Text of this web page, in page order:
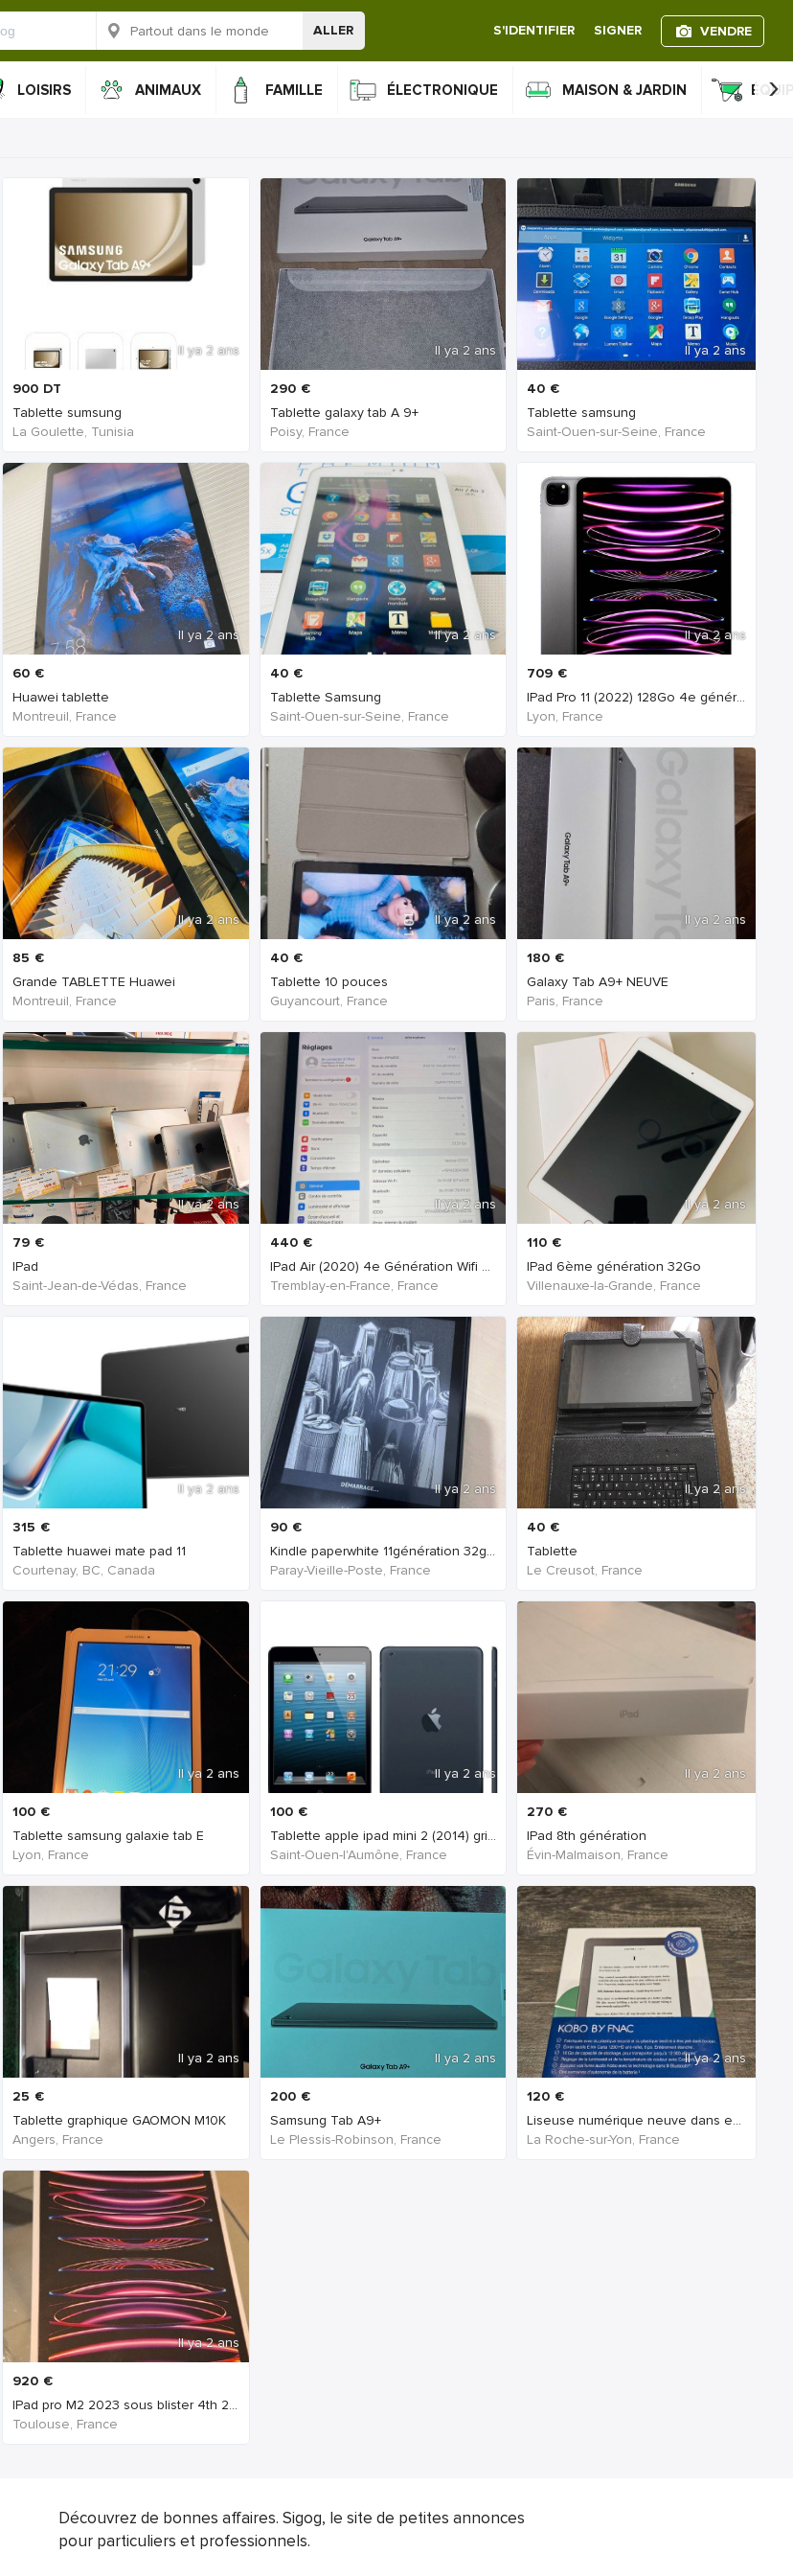
ALLER S'IDENTIFIER SIGNER VENDRE
LOISIRS ANIMAUX FAMILLE ÉLECTRONIQUE MAISON & JARDIN ›
Il ya 2 ans
900 DT
Tablette sumsung
La Goulette, Tunisia
Il ya 2 ans
60 €
Huawei tablette
Montreuil, France
Il ya 2 ans
85 €
Grande TABLETTE Huawei
Montreuil, France
Il ya 2 ans
79 €
IPad
Saint-Jean-de-Védas, France
Il ya 2 ans
315 €
Tablette huawei mate pad 11
Courtenay, BC, Canada
Il ya 2 ans
100 €
Tablette samsung galaxie tab E
Lyon, France
Il ya 2 ans
25 €
Tablette graphique GAOMON M10K
Angers, France
Il ya 2 ans
920 €
IPad pro M2 2023 sous blister 4th 256 gb wifi + ce
Toulouse, France
Il ya 2 ans
290 €
Tablette galaxy tab A 9+
Poisy, France
Il ya 2 ans
40 €
Tablette Samsung
Saint-Ouen-sur-Seine, France
Il ya 2 ans
40 €
Tablette 10 pouces
Guyancourt, France
Il ya 2 ans
440 €
IPad Air (2020) 4e Génération Wifi + Cellulaire
Tremblay-en-France, France
Il ya 2 ans
90 €
Kindle paperwhite 11génération 32giga
Paray-Vieille-Poste, France
Il ya 2 ans
100 €
Tablette apple ipad mini 2 (2014) gris sidéral 32
Saint-Ouen-l'Aumône, France
Il ya 2 ans
200 €
Samsung Tab A9+
Le Plessis-Robinson, France
Il ya 2 ans
40 €
Tablette samsung
Saint-Ouen-sur-Seine, France
Il ya 2 ans
709 €
IPad Pro 11 (2022) 128Go 4e génération -Wifi- Gris
Lyon, France
Il ya 2 ans
180 €
Galaxy Tab A9+ NEUVE
Paris, France
Il ya 2 ans
110 €
IPad 6ème génération 32Go
Villenauxe-la-Grande, France
Il ya 2 ans
40 €
Tablette
Le Creusot, France
Il ya 2 ans
270 €
IPad 8th génération
Évin-Malmaison, France
Il ya 2 ans
120 €
Liseuse numérique neuve dans emballage - Kobo by F
La Roche-sur-Yon, France
Découvrez de bonnes affaires. Sigog, le site de petites annonces
pour particuliers et professionnels.